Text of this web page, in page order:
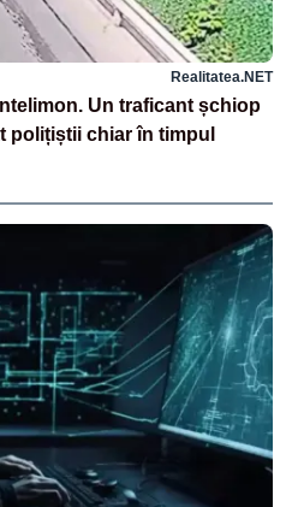
Realitatea.NET
Un traficant șchiop
polițiștii chiar în timpul